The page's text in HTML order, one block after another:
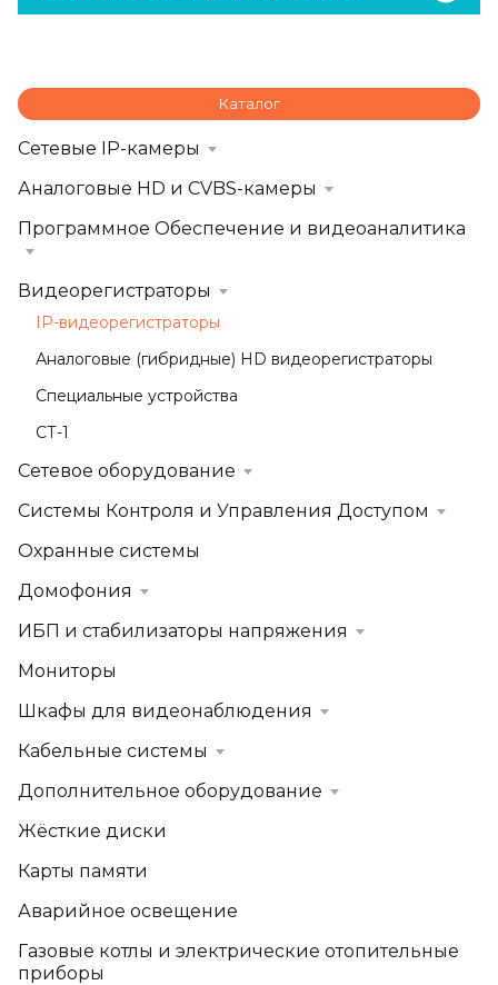
Каталог
Сетевые IP-камеры
Аналоговые HD и CVBS-камеры
Программное Обеспечение и видеоаналитика
Видеорегистраторы
IP-видеорегистраторы
Аналоговые (гибридные) HD видеорегистраторы
Специальные устройства
СТ-1
Сетевое оборудование
Системы Контроля и Управления Доступом
Охранные системы
Домофония
ИБП и стабилизаторы напряжения
Мониторы
Шкафы для видеонаблюдения
Кабельные системы
Дополнительное оборудование
Жёсткие диски
Карты памяти
Аварийное освещение
Газовые котлы и электрические отопительные
приборы